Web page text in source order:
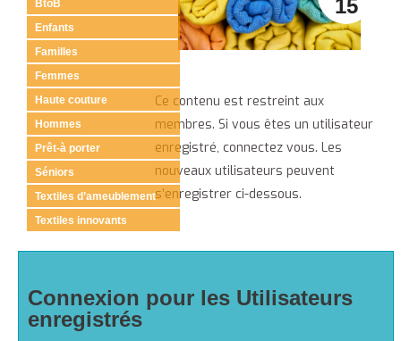
15
BtoB
Enfants
Familles
Femmes
Haute couture
Hommes
Prêt-à porter
Séniors
Textiles d’ameublement
Textiles innovants
Ce contenu est restreint aux
membres. Si vous êtes un utilisateur
enregistré, connectez vous. Les
nouveaux utilisateurs peuvent
s’enregistrer ci-dessous.
Connexion pour les Utilisateurs
enregistrés